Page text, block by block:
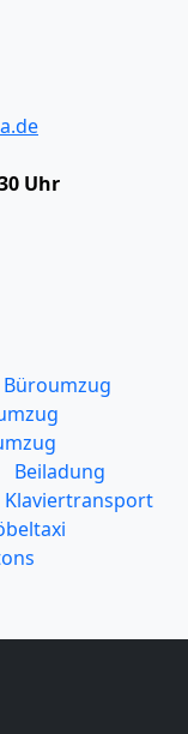
Uhr
Büroumzug
Beiladung
Klaviertransport